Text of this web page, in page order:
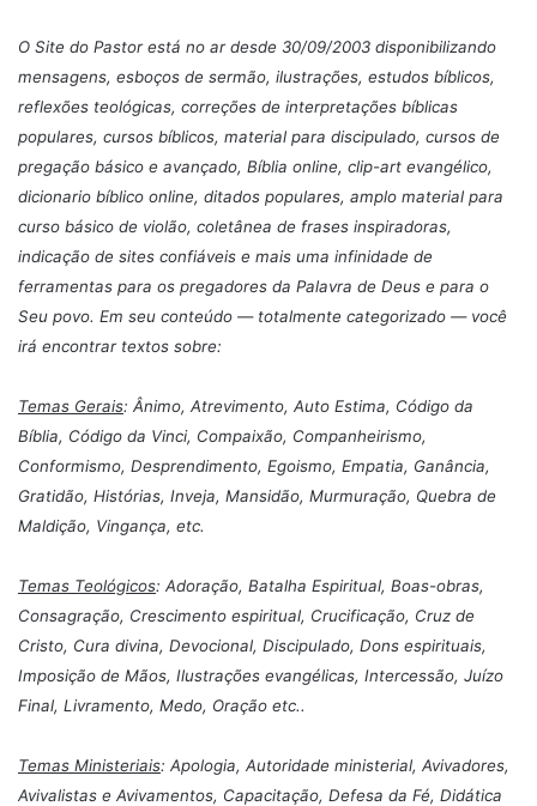
O Site do Pastor está no ar desde 30/09/2003 disponibilizando
mensagens, esboços de sermão, ilustrações, estudos bíblicos,
reflexões teológicas, correções de interpretações bíblicas
populares, cursos bíblicos, material para discipulado, cursos de
pregação básico e avançado, Bíblia online, clip-art evangélico,
dicionario bíblico online, ditados populares, amplo material para
curso básico de violão, coletânea de frases inspiradoras,
indicação de sites confiáveis e mais uma infinidade de
ferramentas para os pregadores da Palavra de Deus e para o
Seu povo. Em seu conteúdo — totalmente categorizado — você
irá encontrar textos sobre:
Temas Gerais: Ânimo, Atrevimento, Auto Estima, Código da
Bíblia, Código da Vinci, Compaixão, Companheirismo,
Conformismo, Desprendimento, Egoismo, Empatia, Ganância,
Gratidão, Histórias, Inveja, Mansidão, Murmuração, Quebra de
Maldição, Vingança, etc.
Temas Teológicos: Adoração, Batalha Espiritual, Boas-obras,
Consagração, Crescimento espiritual, Crucificação, Cruz de
Cristo, Cura divina, Devocional, Discipulado, Dons espirituais,
Imposição de Mãos, Ilustrações evangélicas, Intercessão, Juízo
Final, Livramento, Medo, Oração etc..
Temas Ministeriais: Apologia, Autoridade ministerial, Avivadores,
Avivalistas e Avivamentos, Capacitação, Defesa da Fé, Didática